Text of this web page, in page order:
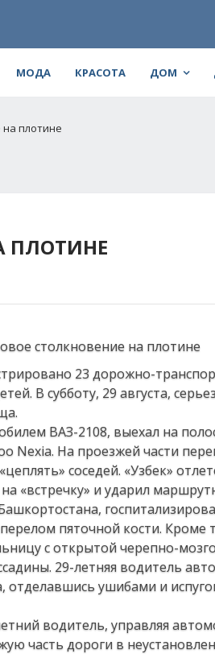
МОДА КРАСОТА ДОМ
плотине
ПЛОТИНЕ
23 дорожно-
В субботу, 29 августа,
ВАЗ-2108, выехал на
Nexia. На проезжей части
соседей. «Узбек»
«встречку» и ударил
пяточной кости. Кроме
с открытой черепно-
29-летняя водитель
отделавшись ушибами и
водитель, управляя
часть дороги в